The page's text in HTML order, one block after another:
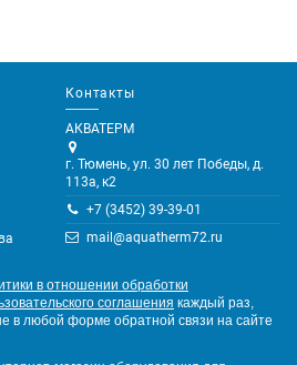
Контакты
АКВАТЕРМ
г. Тюмень, ул. 30 лет Победы, д.
113а, к2
+7 (3452) 39-39-01
mail@aquatherm72.ru
в отношении обработки
соглашения каждый раз,
в любой форме обратной связи на сайте